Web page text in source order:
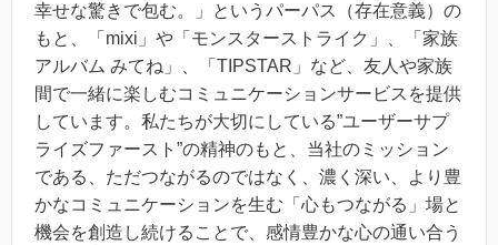
幸せな驚きで包む。」というパーパス（存在意義）の
もと、「mixi」や「モンスターストライク」、「家族
アルバム みてね」、「TIPSTAR」など、友人や家族
間で一緒に楽しむコミュニケーションサービスを提供
しています。私たちが大切にしている”ユーザーサプ
ライズファースト”の精神のもと、当社のミッション
である、ただつながるのではなく、濃く深い、より豊
かなコミュニケーションを生む「心もつながる」場と
機会を創造し続けることで、感情豊かな心の通い合う